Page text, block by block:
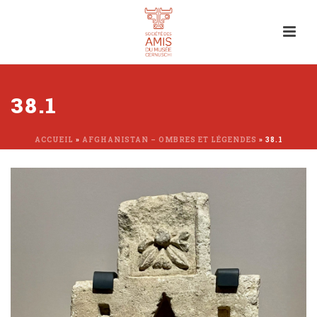
38.1
ACCUEIL » AFGHANISTAN – OMBRES ET LÉGENDES » 38.1